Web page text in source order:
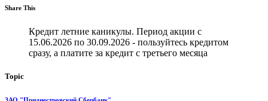
Share This
Кредит летние каникулы. Период акции с
15.06.2026 по 30.09.2026 - пользуйтесь кредитом
сразу, а платите за кредит с третьего месяца
Topic